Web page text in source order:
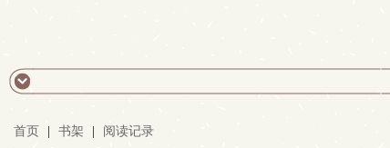
首页 书架 阅读记录